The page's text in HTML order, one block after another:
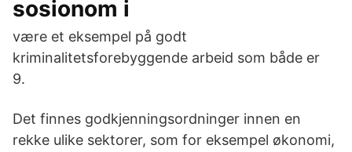
sosionom i
være et eksempel på godt
kriminalitetsforebyggende arbeid som både er
9.
Det finnes godkjenningsordninger innen en
rekke ulike sektorer, som for eksempel økonomi,